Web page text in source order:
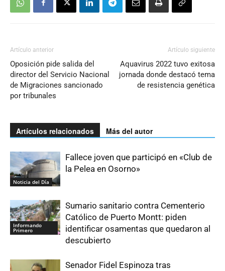
Artículo anterior
Oposición pide salida del
director del Servicio Nacional
de Migraciones sancionado
por tribunales
Artículo siguiente
Aquavirus 2022 tuvo exitosa
jornada donde destacó tema
de resistencia genética
Artículos relacionados Más del autor
Noticia del Día
Fallece joven que participó en «Club de
la Pelea en Osorno»
Informando
Primero
Sumario sanitario contra Cementerio
Católico de Puerto Montt: piden
identificar osamentas que quedaron al
descubierto
Senador Fidel Espinoza tras